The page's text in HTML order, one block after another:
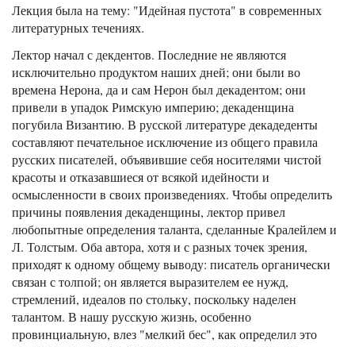
Лекция была на тему: "Идейная пустота" в современных
литературных течениях.
Лектор начал с декдентов. Последние не являются
исключительно продуктом наших дней; они были во
времена Нерона, да и сам Нерон был декадентом; они
привели в упадок Римскую империю; декаденщина
погубила Византию. В русской литературе декадеденты
составляют печательное исключение из общего правила
русских писателей, объявившие себя носителями чистой
красоты и отказавшиеся от всякой идейности и
осмысленности в своих произведениях. Чтобы определить
причины появления декаденщины, лектор привел
любопытные определения таланта, сделанные Кралейлем и
Л. Толстым. Оба автора, хотя и с разных точек зрения,
приходят к одному общему выводу: писатель органически
связан с толпой; он является выразителем ее нужд,
стремлений, идеалов по стольку, поскольку наделен
талантом. В нашу русскую жизнь, особенно
провинциальную, влез "мелкий бес", как определил это